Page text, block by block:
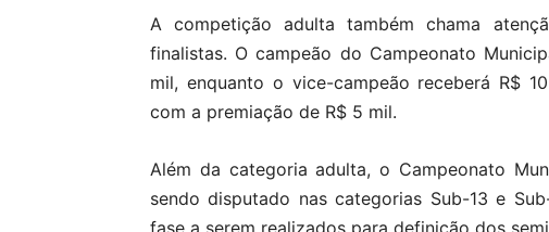
A competição adulta também chama
finalistas. O campeão do Campeonato
mil, enquanto o vice-campeão receberá R$
com a premiação de R$ 5 mil.
Além da categoria adulta, o Campeonato
sendo disputado nas categorias Sub-13 e